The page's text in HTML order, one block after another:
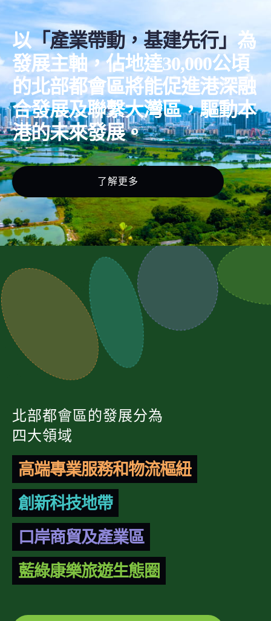
以「產業帶動，基建先行」 為
發展主軸，佔地達30,000公頃
的北部都會區將能促進港深融
合發展及聯繫大灣區，驅動本
港的未來發展。
了解更多
北部都會區的發展分為
四大領域
高端專業服務和物流樞紐
創新科技地帶
口岸商貿及產業區
藍綠康樂旅遊生態圈